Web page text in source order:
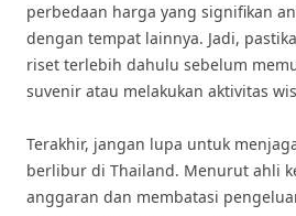
perbedaan harga yang signifikan
dengan tempat lainnya. Jadi,
riset terlebih dahulu sebelum
suvenir atau melakukan aktivitas
Terakhir, jangan lupa untuk
berlibur di Thailand. Menurut ahli
anggaran dan membatasi